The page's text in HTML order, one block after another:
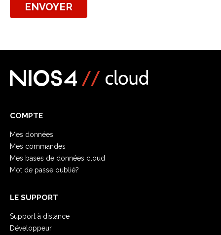
ENVOYER
COMPTE
Mes données
Mes commandes
Mes bases de données cloud
Mot de passe oublié?
LE SUPPORT
Support à distance
Développeur